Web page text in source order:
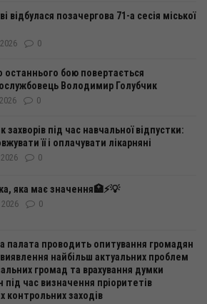
відбулася позачергова 71-а сесія міської
0
останнього бою повертається
Володимир Голубчик
0
захворів під час навчальної відпустки:
її і оплачувати лікарняні
0
яка має значення🏥⚡️💡
0
палата проводить опитування громадян
найбільш актуальних проблем
громад та врахування думки
під час визначення пріоритетів
контрольних заходів